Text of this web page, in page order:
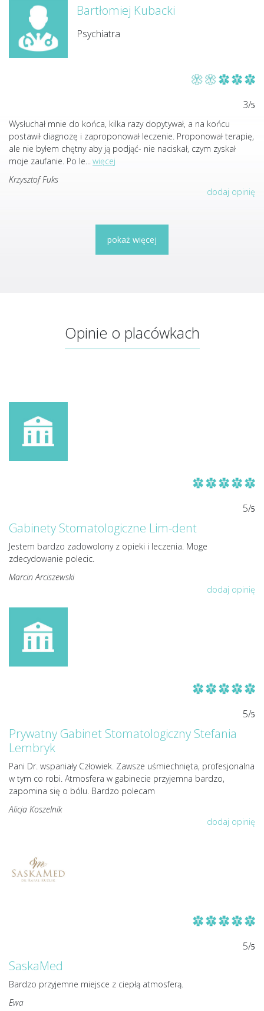
Bartłomiej Kubacki
Psychiatra
3/5
Wysłuchał mnie do końca, kilka razy dopytywał, a na końcu
postawił diagnozę i zaproponował leczenie. Proponował terapię,
ale nie byłem chętny aby ją podjąć- nie naciskał, czym zyskał
moje zaufanie. Po le...więcej
Krzysztof Fuks
dodaj opinię
pokaż więcej
Opinie o placówkach
5/5
Gabinety Stomatologiczne Lim-dent
Jestem bardzo zadowolony z opieki i leczenia. Moge
zdecydowanie polecic.
Marcin Arciszewski
dodaj opinię
5/5
Prywatny Gabinet Stomatologiczny Stefania
Lembryk
Pani Dr. wspaniały Człowiek. Zawsze uśmiechnięta, profesjonalna
w tym co robi. Atmosfera w gabinecie przyjemna bardzo,
zapomina się o bólu. Bardzo polecam
Alicja Koszelnik
dodaj opinię
5/5
SaskaMed
Bardzo przyjemne miejsce z ciepłą atmosferą.
Ewa